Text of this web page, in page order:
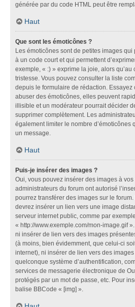
générée par du code HTML peut être
Haut
Que sont les émoticônes ?
Les émoticônes sont de petites images
à un code court et qui permettent
exemple, « :) » exprime la joie, alors qu’au
tristesse. Vous pouvez consulter la liste
depuis le formulaire de rédaction. Essayez
abuser des émoticônes, elles peuvent
illisible et un modérateur pourrait décider
supprimer complètement. Les
également limiter le nombre d’émoticônes
un message.
Haut
Puis-je insérer des images ?
Oui, vous pouvez insérer des images à
administrateurs du forum ont autorisé
pourrez transférer des images sur le
devrez insérer un lien vers une image
serveur internet public, comme par exemple
« http://www.exemple.com/mon-image.gif
ni insérer de lien vers des images
(à moins, bien évidemment, que celui-ci
internet), ni insérer de lien vers des
quelconque système d’authentification,
services de messagerie électronique de
protégés par un mot de passe, etc. Pour
balise BBCode « [img] ».